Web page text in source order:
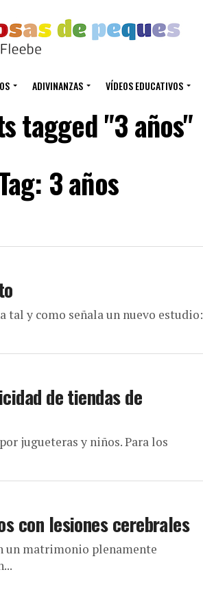
ADIVINANZAS VÍDEOS EDUCATIVOS
tagged "3 años"
3 años
tal y como señala un nuevo estudio:
de tiendas de
jugueteras y niños. Para los
con lesiones cerebrales
un matrimonio plenamente